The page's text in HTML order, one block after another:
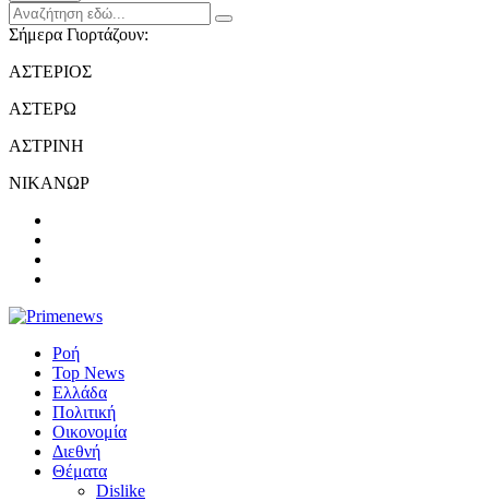
Σήμερα Γιορτάζουν:
ΑΣΤΕΡΙΟΣ
ΑΣΤΕΡΩ
ΑΣΤΡΙΝΗ
ΝΙΚΑΝΩΡ
Ροή
Top News
Ελλάδα
Πολιτική
Οικονομία
Διεθνή
Θέματα
Dislike